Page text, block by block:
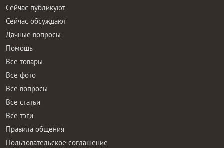
Сейчас публикуют
Сейчас обсуждают
Дачные вопросы
Помощь
Все товары
Все фото
Все вопросы
Все статьи
Все тэги
Правила общения
Пользовательское соглашение